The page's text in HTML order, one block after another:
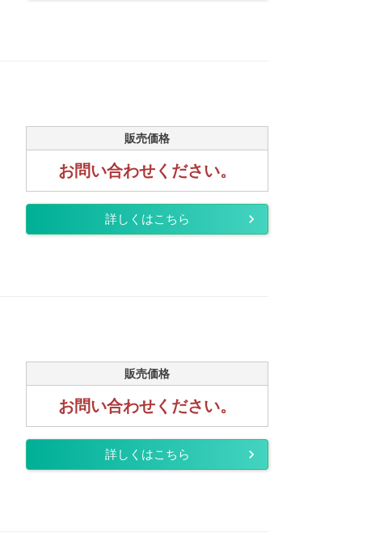
販売価格
お問い合わせください。
詳しくはこちら
販売価格
お問い合わせください。
詳しくはこちら